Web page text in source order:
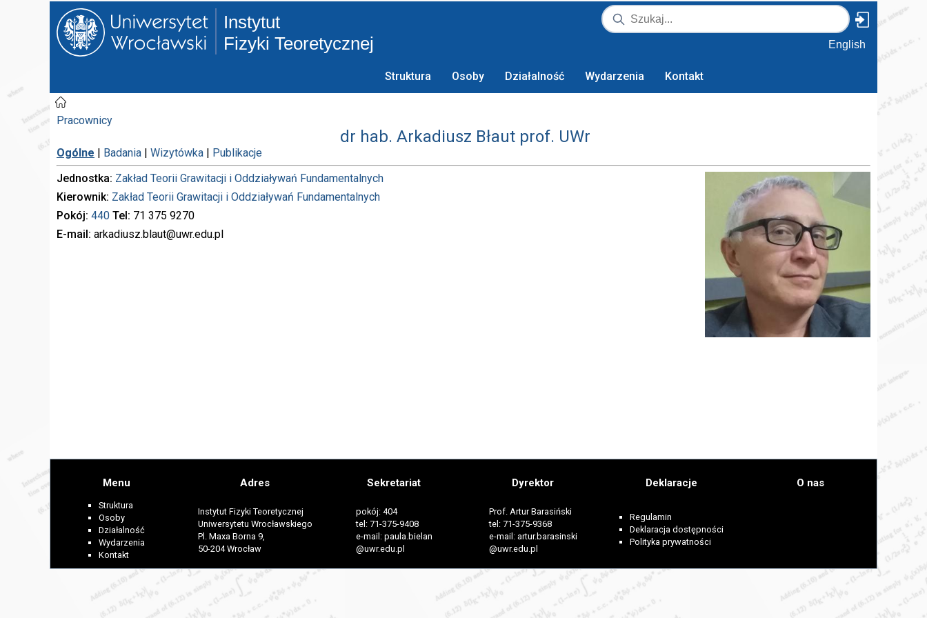
Instytut
Fizyki Teoretycznej
English
Struktura Osoby Działalność Wydarzenia Kontakt
Pracownicy
dr hab. Arkadiusz Błaut prof. UWr
Ogólne | Badania | Wizytówka | Publikacje
Jednostka Zakład Teorii Grawitacji i Oddziaływań Fundamentalnych
Kierownik Zakład Teorii Grawitacji i Oddziaływań Fundamentalnych
Pokój 440 Tel 71 375 9270
E-mail arkadiusz.blaut@uwr.edu.pl
Menu
Struktura
Osoby
Działalność
Wydarzenia
Kontakt
Adres
Instytut Fizyki Teoretycznej
Uniwersytetu Wrocławskiego
Pl. Maxa Borna 9,
50-204 Wrocław
Sekretariat
pokój: 404
tel: 71-375-9408
e-mail: paula.bielan
@uwr.edu.pl
Dyrektor
Prof. Artur Barasiński
tel: 71-375-9368
e-mail: artur.barasinski
@uwr.edu.pl
Deklaracje
Regulamin
Deklaracja dostępności
Polityka prywatności
O nas